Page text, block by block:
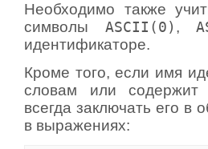
Необходимо также
символы ASCII(0) ,
идентификаторе.
Кроме того, если имя
словам или содержит
всегда заключать его в
в выражениях: